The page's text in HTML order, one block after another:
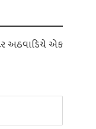
અઠવાડિયે એક